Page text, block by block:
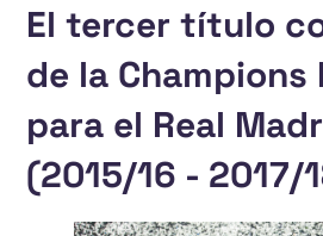
El tercer título
de la Champions
para el Real
(2015/16 - 2017/